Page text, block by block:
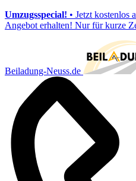
Umzugsspecial! • Jetzt kostenlos
Angebot erhalten! Nur für kurze
Beiladung-Neuss.de